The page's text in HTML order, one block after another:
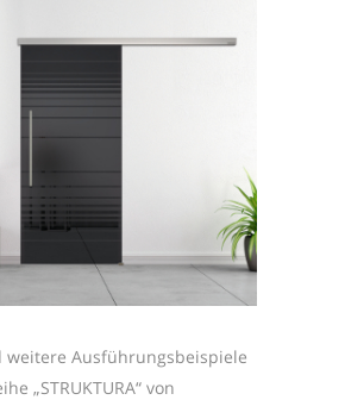
weitere Ausführungsbeispiele
„STRUKTURA“ von